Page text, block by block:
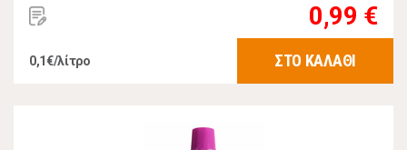
0,99 €
0,1€/λίτρο ΣΤΟ ΚΑΛΑΘΙ